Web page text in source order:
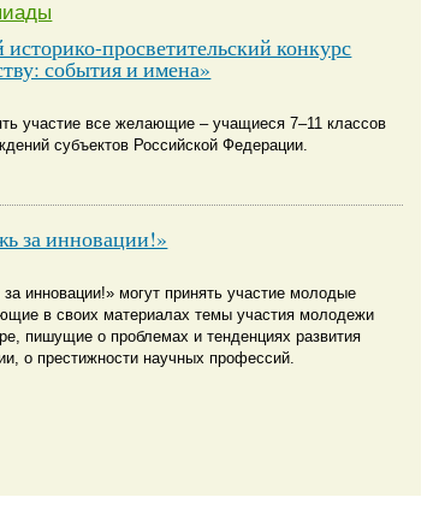
просветительский конкурс
события и имена»
участие все желающие – учащиеся 7–11 классов
субъектов Российской Федерации.
за инновации!»
инновации!» могут принять участие молодые
в своих материалах темы участия молодежи
пишущие о проблемах и тенденциях развития
о престижности научных профессий.